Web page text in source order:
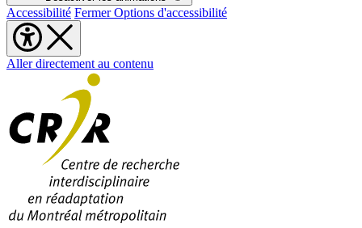
Accessibilité Fermer Options d'accessibilité
Aller directement au contenu